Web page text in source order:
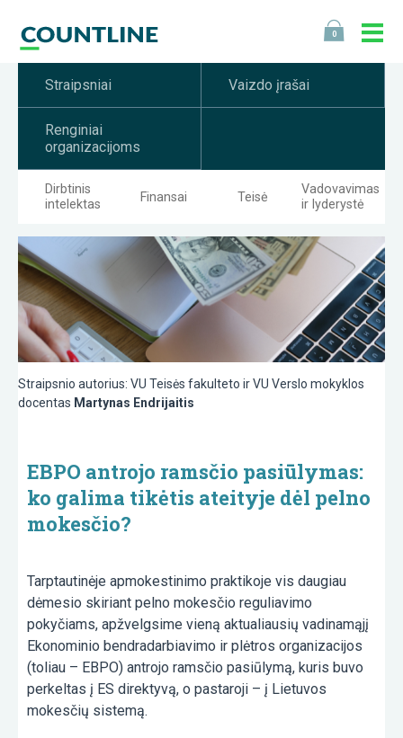
0
Straipsniai Vaizdo įrašai
Renginiai
organizacijoms
Dirbtinis
intelektas
Finansai Teisė
Vadovavimas
ir lyderystė
Straipsnio autorius: VU Teisės fakulteto ir VU Verslo mokyklos
docentas Martynas Endrijaitis
EBPO antrojo ramsčio pasiūlymas:
ko galima tikėtis ateityje dėl pelno
mokesčio?
Tarptautinėje apmokestinimo praktikoje vis daugiau
dėmesio skiriant pelno mokesčio reguliavimo
pokyčiams, apžvelgsime vieną aktualiausių vadinamąjį
Ekonominio bendradarbiavimo ir plėtros organizacijos
(toliau – EBPO) antrojo ramsčio pasiūlymą, kuris buvo
perkeltas į ES direktyvą, o pastaroji – į Lietuvos
mokesčių sistemą.